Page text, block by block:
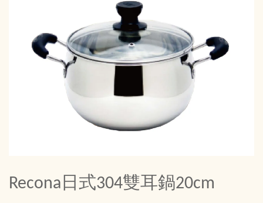
Recona日式304雙耳鍋20cm